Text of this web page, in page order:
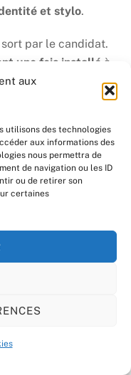
aux
utilisons des technologies
aux informations des
nous permettra de
de navigation ou les ID
ou de retirer son
certaines
et stylo.
sort par le candidat.
une fois installé à
» !
de préparation.
sont fournies
lors de l’épreuve.
silenceest de mise !
des bonbons